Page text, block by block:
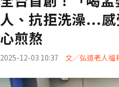
人、抗拒洗澡...
心煎熬
2025-12-03 10:37 文／弘道老人福